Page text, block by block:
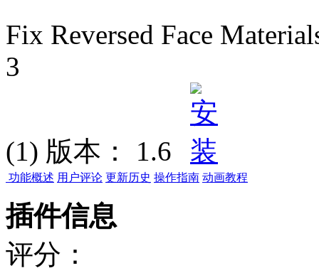
Fix Reversed Face
3
(1) 版本： 1.6
功能概述 用户评论 更新历史 操作指南 动画教程
插件信息
评分：